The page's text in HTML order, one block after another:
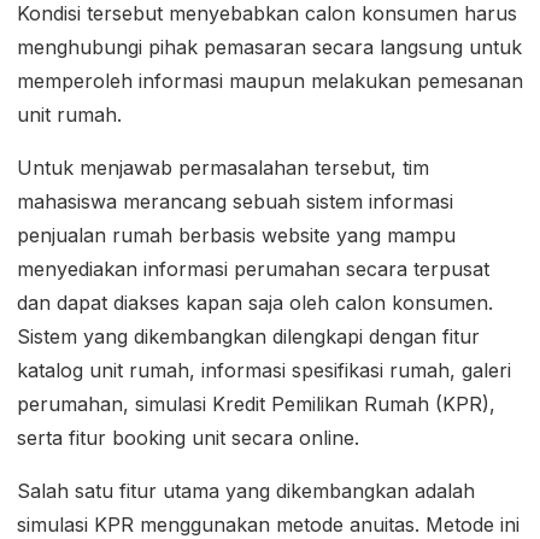
Kondisi tersebut menyebabkan calon konsumen harus
menghubungi pihak pemasaran secara langsung untuk
memperoleh informasi maupun melakukan pemesanan
unit rumah.
Untuk menjawab permasalahan tersebut, tim
mahasiswa merancang sebuah sistem informasi
penjualan rumah berbasis website yang mampu
menyediakan informasi perumahan secara terpusat
dan dapat diakses kapan saja oleh calon konsumen.
Sistem yang dikembangkan dilengkapi dengan fitur
katalog unit rumah, informasi spesifikasi rumah, galeri
perumahan, simulasi Kredit Pemilikan Rumah (KPR),
serta fitur booking unit secara online.
Salah satu fitur utama yang dikembangkan adalah
simulasi KPR menggunakan metode anuitas. Metode ini